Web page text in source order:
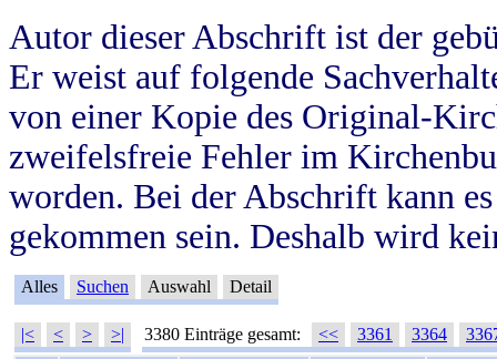
Autor dieser Abschrift ist der
Er weist auf folgende
von einer Kopie des Original-
zweifelsfreie Fehler im
worden. Bei der Abschrift kann
gekommen sein. Deshalb wird
Alles Suchen Auswahl Detail
|< < > >| 3380 Einträge gesamt: << 3361 3364